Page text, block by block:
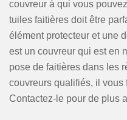
couvreur à qui vous
tuiles faitières doit être
élément protecteur et une
est un couvreur qui est en
pose de faitières dans les
couvreurs qualifiés, il vous
Contactez-le pour de plus